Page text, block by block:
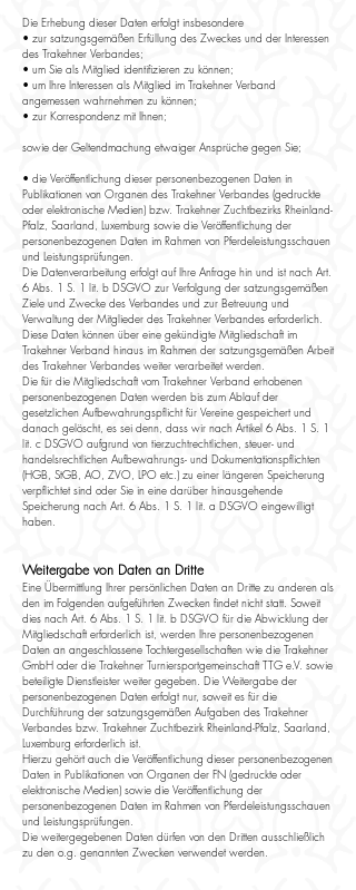
Die Erhebung dieser Daten erfolgt insbesondere
• zur satzungsgemäßen Erfüllung des Zweckes und der Interessen
des Trakehner Verbandes;
• um Sie als Mitglied identifizieren zu können;
• um Ihre Interessen als Mitglied im Trakehner Verband
angemessen wahrnehmen zu können;
• zur Korrespondenz mit Ihnen;
sowie der Geltendmachung etwaiger Ansprüche gegen Sie;
• die Veröffentlichung dieser personenbezogenen Daten in
Publikationen von Organen des Trakehner Verbandes (gedruckte
oder elektronische Medien) bzw. Trakehner Zuchtbezirks Rheinland-
Pfalz, Saarland, Luxemburg sowie die Veröffentlichung der
personenbezogenen Daten im Rahmen von Pferdeleistungsschauen
und Leistungsprüfungen.
Die Datenverarbeitung erfolgt auf Ihre Anfrage hin und ist nach Art.
6 Abs. 1 S. 1 lit. b DSGVO zur Verfolgung der satzungsgemäßen
Ziele und Zwecke des Verbandes und zur Betreuung und
Verwaltung der Mitglieder des Trakehner Verbandes erforderlich.
Diese Daten können über eine gekündigte Mitgliedschaft im
Trakehner Verband hinaus im Rahmen der satzungsgemäßen Arbeit
des Trakehner Verbandes weiter verarbeitet werden.
Die für die Mitgliedschaft vom Trakehner Verband erhobenen
personenbezogenen Daten werden bis zum Ablauf der
gesetzlichen Aufbewahrungspflicht für Vereine gespeichert und
danach gelöscht, es sei denn, dass wir nach Artikel 6 Abs. 1 S. 1
lit. c DSGVO aufgrund von tierzuchtrechtlichen, steuer- und
handelsrechtlichen Aufbewahrungs- und Dokumentationspflichten
(HGB, StGB, AO, ZVO, LPO etc.) zu einer längeren Speicherung
verpflichtet sind oder Sie in eine darüber hinausgehende
Speicherung nach Art. 6 Abs. 1 S. 1 lit. a DSGVO eingewilligt
haben.
Weitergabe von Daten an Dritte
Eine Übermittlung Ihrer persönlichen Daten an Dritte zu anderen als
den im Folgenden aufgeführten Zwecken findet nicht statt. Soweit
dies nach Art. 6 Abs. 1 S. 1 lit. b DSGVO für die Abwicklung der
Mitgliedschaft erforderlich ist, werden Ihre personenbezogenen
Daten an angeschlossene Tochtergesellschaften wie die Trakehner
GmbH oder die Trakehner Turniersportgemeinschaft TTG e.V. sowie
beteiligte Dienstleister weiter gegeben. Die Weitergabe der
personenbezogenen Daten erfolgt nur, soweit es für die
Durchführung der satzungsgemäßen Aufgaben des Trakehner
Verbandes bzw. Trakehner Zuchtbezirk Rheinland-Pfalz, Saarland,
Luxemburg erforderlich ist.
Hierzu gehört auch die Veröffentlichung dieser personenbezogenen
Daten in Publikationen von Organen der FN (gedruckte oder
elektronische Medien) sowie die Veröffentlichung der
personenbezogenen Daten im Rahmen von Pferdeleistungsschauen
und Leistungsprüfungen.
Die weitergegebenen Daten dürfen von den Dritten ausschließlich
zu den o.g. genannten Zwecken verwendet werden.